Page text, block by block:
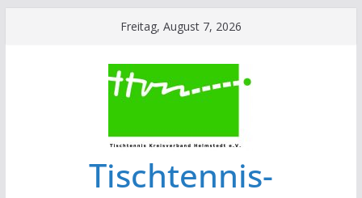
Freitag, August 7, 2026
Tischtennis-